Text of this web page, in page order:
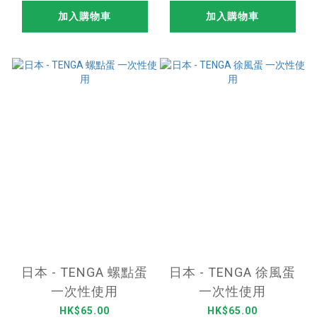
加入購物車 加入購物車
日本 - TENGA 螺點蛋
一次性使用
HK$65.00
日本 - TENGA 徐風蛋
一次性使用
HK$65.00